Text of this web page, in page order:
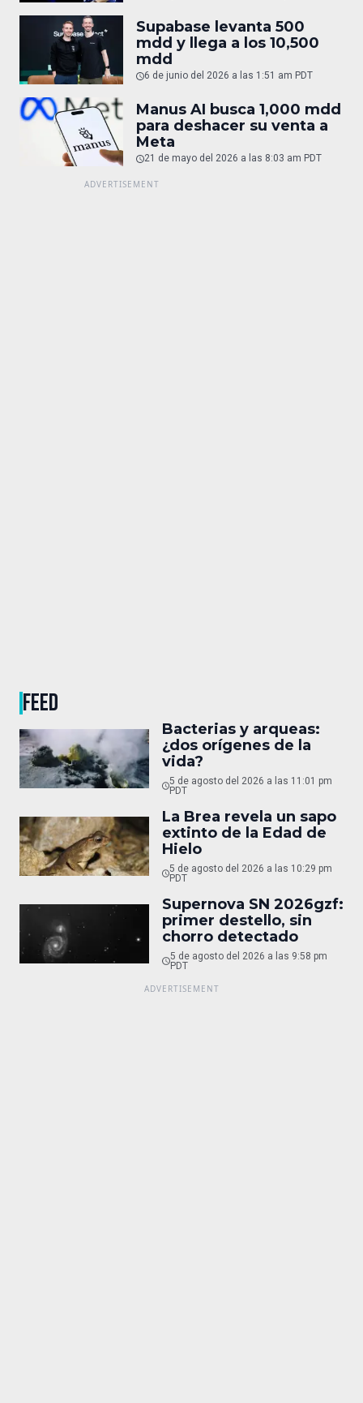
Supabase levanta 500
mdd y llega a los 10,500
mdd
6 de junio del 2026 a las 1:51 am PDT
Manus AI busca 1,000 mdd
para deshacer su venta a
Meta
21 de mayo del 2026 a las 8:03 am PDT
FEED
Bacterias y arqueas:
¿dos orígenes de la
vida?
5 de agosto del 2026 a las 11:01 pm
PDT
La Brea revela un sapo
extinto de la Edad de
Hielo
5 de agosto del 2026 a las 10:29 pm
PDT
Supernova SN 2026gzf:
primer destello, sin
chorro detectado
5 de agosto del 2026 a las 9:58 pm
PDT